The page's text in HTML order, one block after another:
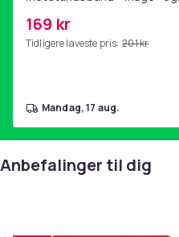
hjemmegymnastikk Pink
169 kr
Tidligere laveste pris: 201 kr
mandag, 17 aug.
Anbefalinger til dig